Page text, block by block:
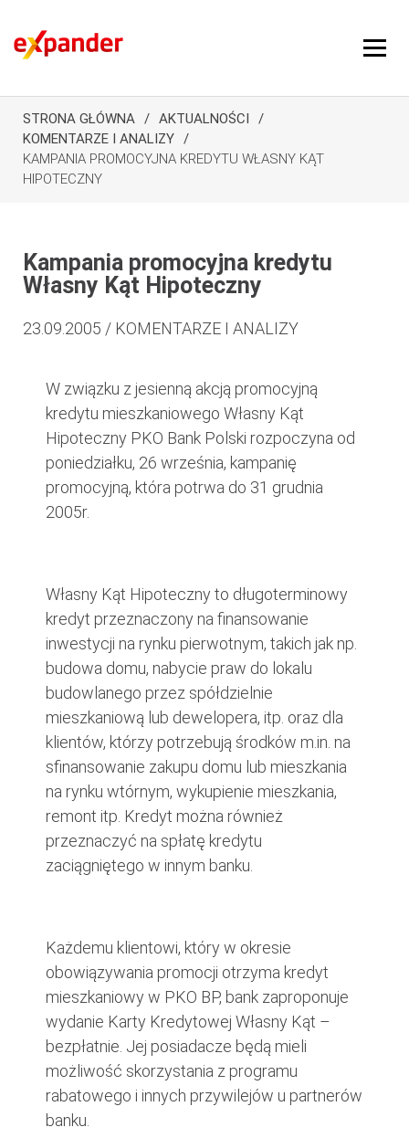
STRONA GŁÓWNA
AKTUALNOŚCI
KOMENTARZE I ANALIZY
KAMPANIA PROMOCYJNA KREDYTU WŁASNY KĄT
HIPOTECZNY
Kampania promocyjna kredytu
Własny Kąt Hipoteczny
23.09.2005 / KOMENTARZE I ANALIZY
W związku z jesienną akcją promocyjną
kredytu mieszkaniowego Własny Kąt
Hipoteczny PKO Bank Polski rozpoczyna od
poniedziałku, 26 września, kampanię
promocyjną, która potrwa do 31 grudnia
2005r.
Własny Kąt Hipoteczny to długoterminowy
kredyt przeznaczony na finansowanie
inwestycji na rynku pierwotnym, takich jak np.
budowa domu, nabycie praw do lokalu
budowlanego przez spółdzielnie
mieszkaniową lub dewelopera, itp. oraz dla
klientów, którzy potrzebują środków m.in. na
sfinansowanie zakupu domu lub mieszkania
na rynku wtórnym, wykupienie mieszkania,
remont itp. Kredyt można również
przeznaczyć na spłatę kredytu
zaciągniętego w innym banku.
Każdemu klientowi, który w okresie
obowiązywania promocji otrzyma kredyt
mieszkaniowy w PKO BP, bank zaproponuje
wydanie Karty Kredytowej Własny Kąt –
bezpłatnie. Jej posiadacze będą mieli
możliwość skorzystania z programu
rabatowego i innych przywilejów u partnerów
banku.